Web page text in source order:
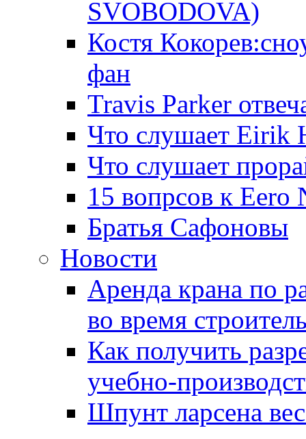
SVOBODOVA)
Костя
фан
Travis Parker
Что слушает Eirik
Что слушает
15 вопрсов к Eero
Братья Сафоновы
Новости
Аренда крана по
во время
Как получить
учебно-
Шпунт ларсена